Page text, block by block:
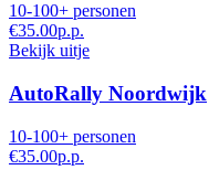
10-100+ personen
€35.00p.p.
Bekijk uitje
AutoRally Noordwijk
10-100+ personen
€35.00p.p.